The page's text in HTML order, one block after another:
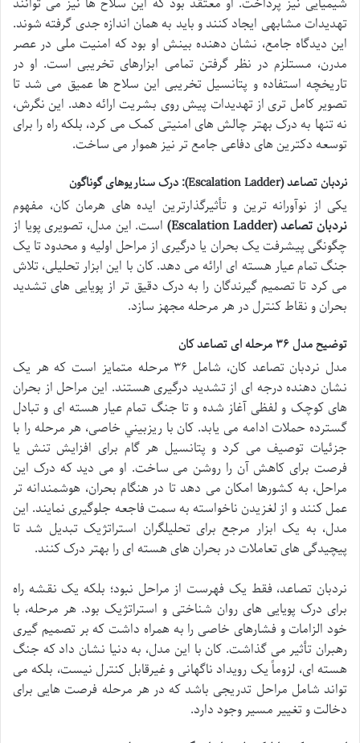
شیمیایی نیز پرداخت. او معتقد بود که این سلاح ها نیز می توانند
تهدیدات مشابهی ایجاد کنند و باید به همان اندازه جدی گرفته شوند.
این دیدگاه جامع، نشان دهنده بینش او بود که امنیت ملی در عصر
مدرن، مستلزم در نظر گرفتن تمامی ابزارهای تخریبی است. او در
تاریخچه استفاده و پتانسیل تخریبی این سلاح ها عمیق می شد تا
تصویر کامل تری از تهدیدات پیش روی بشریت ارائه دهد. این نگرش،
نه تنها به درک بهتر چالش های امنیتی کمک می کرد، بلکه راه را برای
توسعه دکترین های دفاعی جامع تر نیز هموار می ساخت.
نردبان تصاعد (Escalation Ladder): درک سناریوهای گوناگون
یکی از نوآورانه ترین و تأثیرگذارترین ایده های هرمان کان، مفهوم
نردبان تصاعد (Escalation Ladder)
است. این مدل، تصویری پویا از
چگونگی پیشرفت یک بحران یا درگیری از مراحل اولیه و محدود تا یک
جنگ تمام عیار هسته ای ارائه می دهد. کان با این ابزار تحلیلی، تلاش
می کرد تا تصمیم گیرندگان را به درک دقیق تر از پویایی های تشدید
بحران و نقاط کنترل در هر مرحله مجهز سازد.
توضیح مدل ۳۶ مرحله ای تصاعد کان
مدل نردبان تصاعد کان، شامل ۳۶ مرحله متمایز است که هر یک
نشان دهنده درجه ای از تشدید درگیری هستند. این مراحل از بحران
های کوچک و لفظی آغاز شده و تا جنگ تمام عیار هسته ای و تبادل
گسترده حملات ادامه می یابد. کان با ریزبیني خاصی، هر مرحله را با
جزئیات توصیف می کرد و پتانسیل هر گام برای افزایش تنش یا
فرصت برای کاهش آن را روشن می ساخت. او می دید که درک این
مراحل، به کشورها امکان می دهد تا در هنگام بحران، هوشمندانه تر
عمل کنند و از لغزیدن ناخواسته به سمت فاجعه جلوگیری نمایند. این
مدل، به یک ابزار مرجع برای تحلیلگران استراتژیک تبدیل شد تا
پیچیدگی های تعاملات در بحران های هسته ای را بهتر درک کنند.
نردبان تصاعد، فقط یک فهرست از مراحل نبود؛ بلکه یک نقشه راه
برای درک پویایی های روان شناختی و استراتژیک بود. هر مرحله، با
خود الزامات و فشارهای خاصی را به همراه داشت که بر تصمیم گیری
رهبران تأثیر می گذاشت. کان با این مدل، به دنیا نشان داد که جنگ
هسته ای، لزوماً یک رویداد ناگهانی و غیرقابل کنترل نیست، بلکه می
تواند شامل مراحل تدریجی باشد که در هر مرحله فرصت هایی برای
دخالت و تغییر مسیر وجود دارد.